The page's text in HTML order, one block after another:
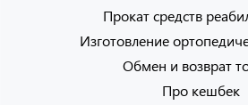
Прокат средств
Изготовление
Обмен и возврат
Про кешбек